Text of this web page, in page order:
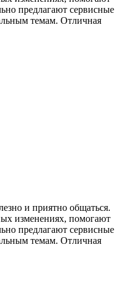
предлагают сервисные
темам. Отличная
и приятно общаться.
изменениях, помогают
предлагают сервисные
темам. Отличная